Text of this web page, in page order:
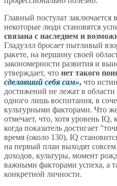
Главный постулат заключается
некоторые люди становятся
связана с наследием и
Гладуэлл бросает пытливый
ракете, на вершину своей
закономерности развития и
утверждает, что нет такого
сделавший себя сам , что
достижений не лежат в области
одного лишь воспитания, в
культурными факторами. Что
отмечает, что, хотя уровень IQ,
когда показатель достигает
время (около 130), IQ
на первый план выходят
доходов, культуры, момент
важными факторами успеха, а
конкретной личности.